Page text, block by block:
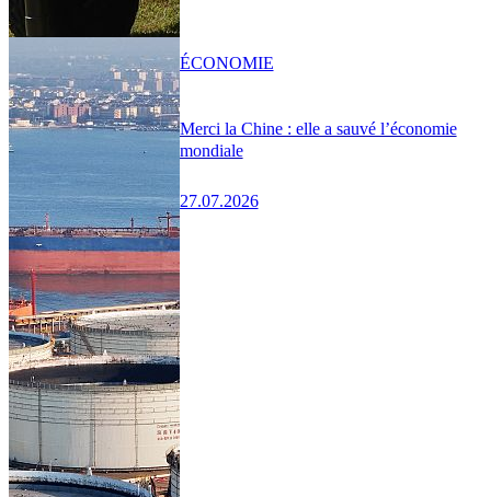
Merci la Chine : elle a sauvé l’économie
mondiale
27.07.2026
ÉCONOMIE